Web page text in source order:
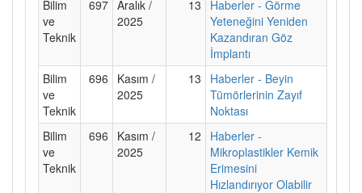
Bilim
ve
Teknik
697 Aralık /
2025
13
Haberler - Görme
Yeteneğini Yeniden
Kazandıran Göz
İmplantı
Bilim
ve
Teknik
696
Kasım /
2025
13
Haberler - Beyin
Tümörlerinin Zayıf
Noktası
Bilim
ve
Teknik
696
Kasım /
2025
12
Haberler -
Mikroplastikler Kemik
Erimesini
Hızlandırıyor Olabilir